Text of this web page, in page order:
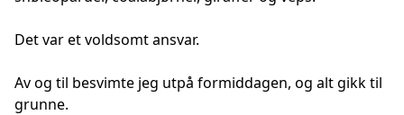
Det var et voldsomt ansvar.
Av og til besvimte jeg utpå formiddagen, og alt gikk til
grunne.